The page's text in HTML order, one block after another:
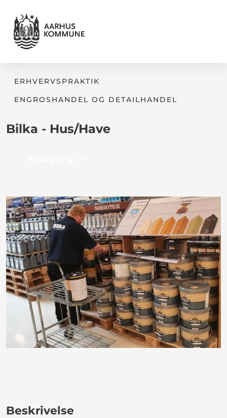
ERHVERVSPRAKTIK
ENGROSHANDEL OG DETAILHANDEL
Bilka - Hus/Have
Beskrivelse